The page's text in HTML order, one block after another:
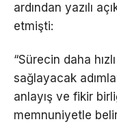
ardından yazılı
etmişti:
“Sürecin daha
sağlayacak
anlayış ve fikir
memnuniyetle